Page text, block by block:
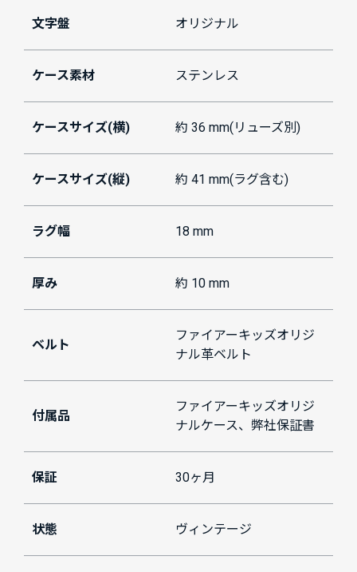
文字盤 オリジナル
ケース素材 ステンレス
ケースサイズ(横) 約 36 mm(リューズ別)
ケースサイズ(縦) 約 41 mm(ラグ含む)
ラグ幅 18 mm
厚み 約 10 mm
ベルト
ファイアーキッズオリジ
ナル革ベルト
付属品
ファイアーキッズオリジ
ナルケース、弊社保証書
保証 30ヶ月
状態 ヴィンテージ